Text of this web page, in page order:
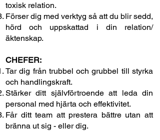
toxisk relation.
Förser dig med verktyg så att du blir sedd,
hörd och uppskattad i din relation/
äktenskap.
CHEFER:
Tar dig från trubbel och grubbel till styrka
och handlingskraft.
Stärker ditt självförtroende att leda din
personal med hjärta och effektivitet.
Får ditt team att prestera bättre utan att
bränna ut sig - eller dig.